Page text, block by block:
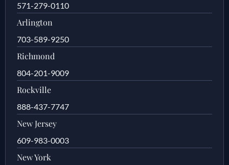
571-279-0110
Arlington
703-589-9250
Richmond
804-201-9009
Rockville
888-437-7747
New Jersey
609-983-0003
New York